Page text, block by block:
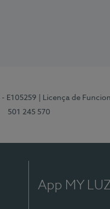
- E105259 | Licença de
501 245 570
App MY